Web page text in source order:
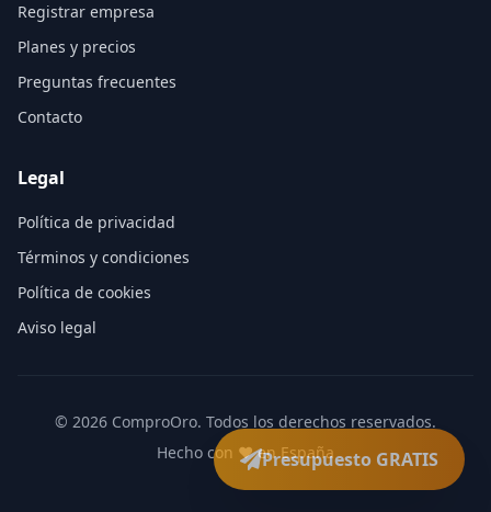
Presupuesto GRATIS
Registrar empresa
Planes y precios
Preguntas frecuentes
Contacto
Legal
Política de privacidad
Términos y condiciones
Política de cookies
Aviso legal
© 2026 ComproOro. Todos los derechos reservados.
Hecho con ❤️ en España